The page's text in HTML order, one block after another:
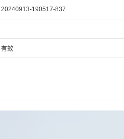
20240913-190517-837
有效